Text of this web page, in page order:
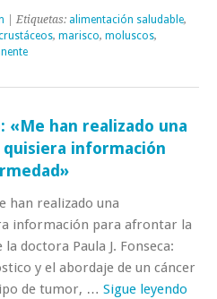
| Etiquetas: alimentación saludable,
, marisco, moluscos,
«Me han realizado una
información
han realizado una
información para afrontar la
doctora Paula J. Fonseca:
y el abordaje de un cáncer
de tumor, … Sigue leyendo